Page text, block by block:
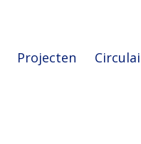
Projecten